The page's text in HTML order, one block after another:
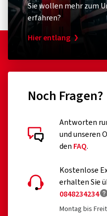
Sie wollen mehr zum
erfahren?
Hier entlang
Noch Fragen?
Antworten
und unseren
den FAQ.
Kostenlose
erhalten Sie
0848234234
Montag bis